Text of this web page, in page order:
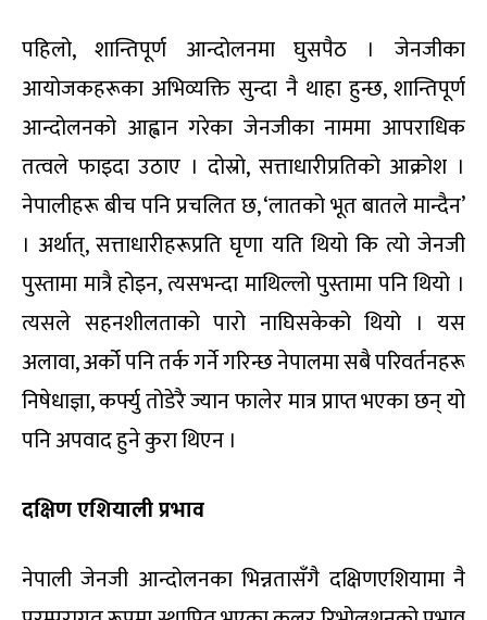
पहिलो, शान्तिपूर्ण आन्दोलनमा घुसपैठ । जेनजीका
आयोजकहरूका अभिव्यक्ति सुन्दा नै थाहा हुन्छ, शान्तिपूर्ण
आन्दोलनको आह्वान गरेका जेनजीका नाममा आपराधिक
तत्वले फाइदा उठाए । दोस्रो, सत्ताधारीप्रतिको आक्रोश ।
नेपालीहरू बीच पनि प्रचलित छ, ‘लातको भूत बातले मान्दैन’
। अर्थात्, सत्ताधारीहरूप्रति घृणा यति थियो कि त्यो जेनजी
पुस्तामा मात्रै होइन, त्यसभन्दा माथिल्लो पुस्तामा पनि थियो ।
त्यसले सहनशीलताको पारो नाघिसकेको थियो । यस
अलावा, अर्को पनि तर्क गर्ने गरिन्छ नेपालमा सबै परिवर्तनहरू
निषेधाज्ञा, कर्फ्यु तोडेरै ज्यान फालेर मात्र प्राप्त भएका छन् यो
पनि अपवाद हुने कुरा थिएन ।
दक्षिण एशियाली प्रभाव
नेपाली जेनजी आन्दोलनका भिन्नतासँगै दक्षिणएशियामा नै